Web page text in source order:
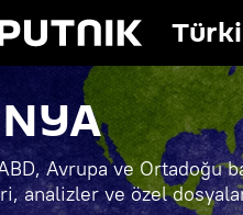
Avrupa ve Ortadoğu
analizler ve özel